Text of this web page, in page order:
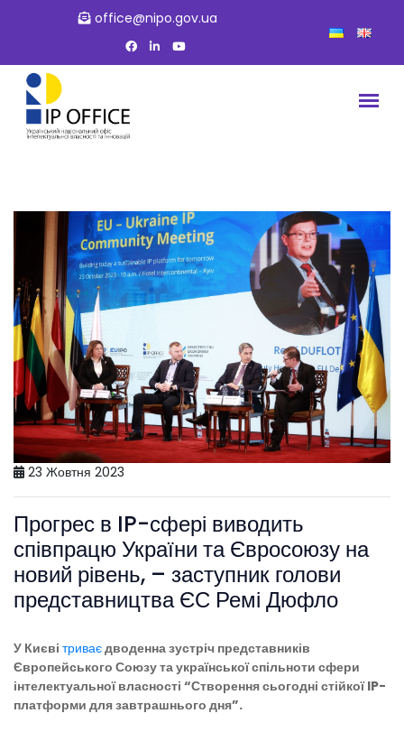
office@nipo.gov.ua
23 Жовтня 2023
Прогрес в IP-сфері виводить
співпрацю України та Євросоюзу на
новий рівень, – заступник голови
представництва ЄС Ремі Дюфло
У Києві триваєдводенна зустріч представників
Європейського Союзу та української спільноти сфери
інтелектуальної власності “Створення сьогодні стійкої IP-
платформи для завтрашнього дня”.